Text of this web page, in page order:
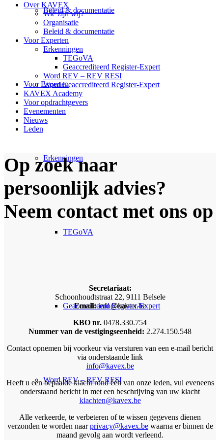
Beleid & documentatie
Voor Experten
Erkenningen
TEGoVA
Geaccrediteerd Register-Expert
Word REV – REV RESI
Over KAVEX
Wie zijn wij?
Organisatie
Beleid & documentatie
Voor Experten
Erkenningen
TEGoVA
Geaccrediteerd Register-Expert
Word REV – REV RESI
Word Geaccrediteerd Register-Expert
KAVEX Academy
Voor opdrachtgevers
Evenementen
Nieuws
Leden
Op zoek naar
persoonlijk advies?
Neem contact met ons op
Secretariaat:
Schoonhoudtstraat 22, 9111 Belsele
Email:info@kavex.be
KBO nr. 0478.330.754
Nummer van de vestigingseenheid: 2.274.150.548
Contact opnemen bij voorkeur via versturen van een e-mail bericht
via onderstaande link
info@kavex.be
Heeft u een bepaalde klacht rond één van onze leden, vul eveneens
onderstaand bericht in met een beschrijving van uw klacht
klachten@kavex.be
Alle verkeerde, te verbeteren of te wissen gegevens dienen
verzonden te worden naarprivacy@kavex.bewaarna er binnen de
maand gevolg aan wordt verleend.